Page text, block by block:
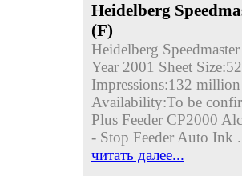
Heidelberg
(F)
Heidelberg
Year 2001 Sheet
Impressions:132
Availability:To be
Plus Feeder CP2000
- Stop Feeder Auto Ink
читать далее...